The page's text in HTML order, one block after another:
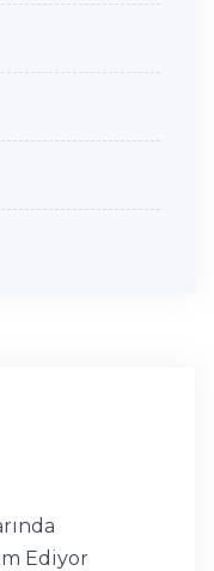
Ediyor